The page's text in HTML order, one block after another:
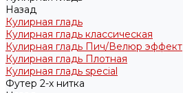
Назад
Кулирная гладь
Кулирная гладь классическая
Кулирная гладь Пич/Велюр эффект
Кулирная гладь Плотная
Кулирная гладь special
Футер 2-х нитка